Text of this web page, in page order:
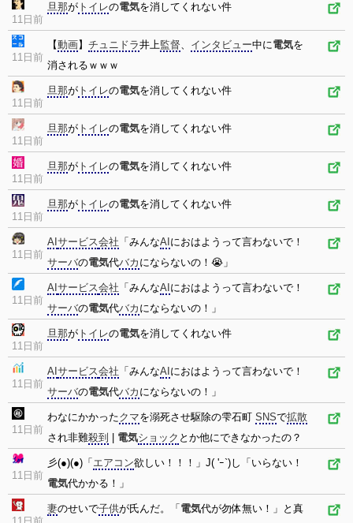
11日前
旦那が トイレの電気を消してくれない件
11日前
【動画】 チュニドラ井上監督、 インタビュー中に電気を
消されるｗｗｗ
11日前
旦那が トイレの電気を消してくれない件
11日前
旦那が トイレの電気を消してくれない件
11日前
旦那が トイレの電気を消してくれない件
11日前
旦那が トイレの電気を消してくれない件
11日前
AI サービス会社 「みんなAI におはようって言わないで！
サーバの電気代バカ にならないの！😭」
11日前
AI サービス会社 「みんなAI におはようって言わないで！
サーバの電気代バカ にならないの！」
11日前
旦那が トイレの電気を消してくれない件
11日前
AI サービス会社 「みんなAI におはようって言わないで！
サーバの電気代バカ にならないの！」
11日前
わなにかかったクマを溺死させ駆除の雫石町 SNSで拡散
され非難殺到 電気ショック とか他にできなかったの？
11日前
彡(●)(●)「 エアコン欲しい！！！」J( 'ｰ`)し「いらない！
電気代かかる！」
妻のせいで子供が氏んだ。「 電気代が勿体無い！」と真